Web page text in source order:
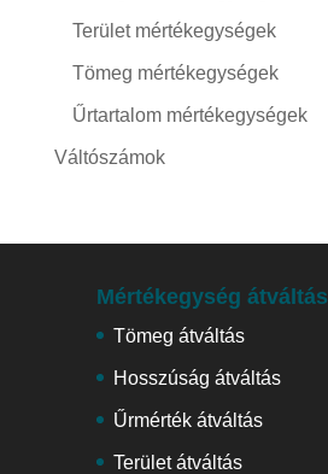
Terület mértékegységek
Tömeg mértékegységek
Űrtartalom mértékegységek
Váltószámok
Mértékegység átváltás
Tömeg átváltás
Hosszúság átváltás
Űrmérték átváltás
Terület átváltás